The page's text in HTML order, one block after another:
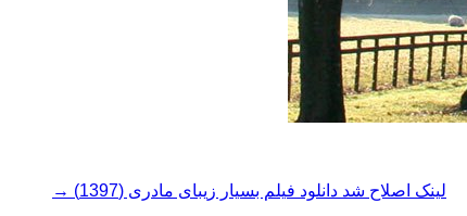
لینک اصلاح شد دانلود فیلم بسیار زیبای مادری (1397) →